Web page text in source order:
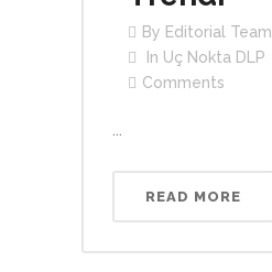
By Editorial Team
In Uç Nokta DLP
Comments
...
READ MORE